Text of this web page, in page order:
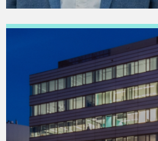
LEES DIT ARTIKEL